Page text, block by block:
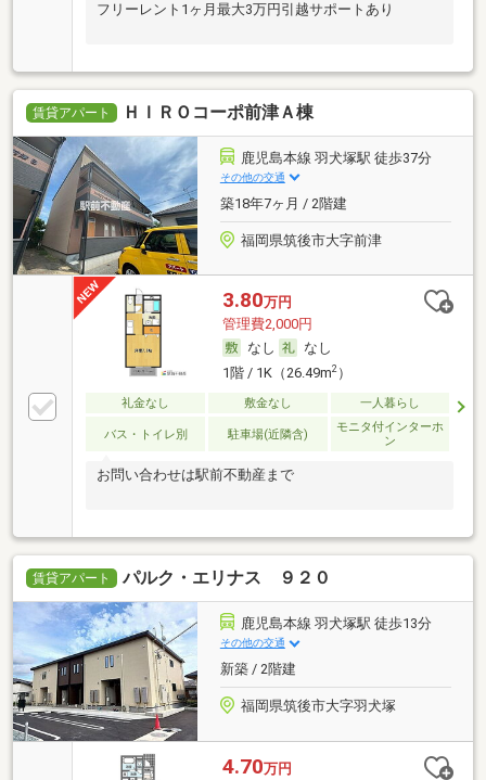
フリーレント1ヶ月最大3万円引越サポートあり
賃貸アパート ＨＩＲＯコーポ前津Ａ棟
鹿児島本線 羽犬塚駅 徒歩37分
その他の交通
築18年7ヶ月 / 2階建
福岡県筑後市大字前津
3.80万円
管理費2,000円
なし
なし
1階 / 1K（26.49m2）
礼金なし 敷金なし 一人暮らし
バス・トイレ別 駐車場(近隣含)
モニタ付インターホ
ン
お問い合わせは駅前不動産まで
賃貸アパート パルク・エリナス ９２０
鹿児島本線 羽犬塚駅 徒歩13分
その他の交通
新築 / 2階建
福岡県筑後市大字羽犬塚
4.70万円